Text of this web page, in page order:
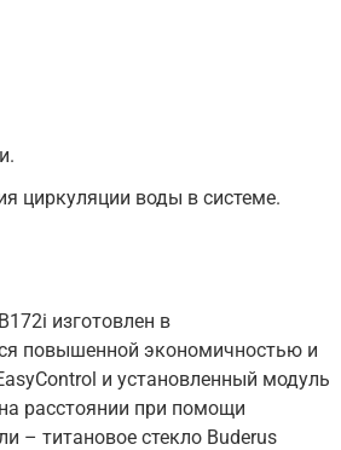
циркуляции воды в системе.
изготовлен в
повышенной экономичностью и
и установленный модуль
расстоянии при помощи
– титановое стекло Buderus